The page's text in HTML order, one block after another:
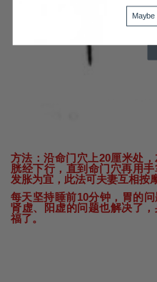
方法：沿命门穴上20厘米处
胱经下行，直到命门穴再用
发胀为宜，此法可夫妻互相按
每天坚持睡前10分钟，胃的
肾虚、阳虚的问题也解决了
福了。
Maybe